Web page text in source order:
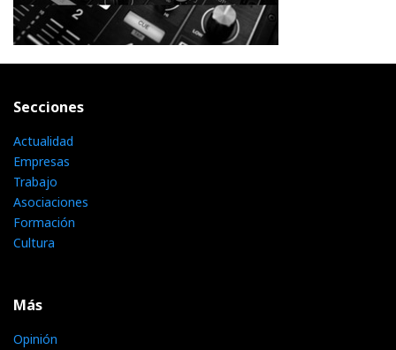
Secciones
Actualidad
Empresas
Trabajo
Asociaciones
Formación
Cultura
Más
Opinión